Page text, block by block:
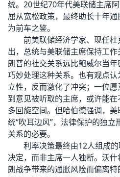
统。20世纪70年代美联储主席
屈从宽松政策，最终助长十年
为前车之鉴。
前美联储经济学家、现任杜
出，总统与美联储主席保持工
朗普的社交关系远比鲍威尔当
巧妙处理这种关系。也有观点
立性，反而激化了冲突；一位
到意见被听取的主席，或许能
多回旋空间。但哈伯德强调，
统“吹耳边风”，法律保护的独
关系的必要。
利率决策最终由12人组成的
决定，而非主席一人独断。沃
朗战争带来的通胀风险而偏离